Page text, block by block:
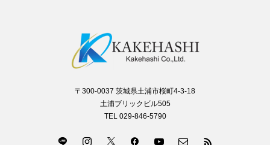
〒300-0037 茨城県土浦市桜町4-3-18
土浦ブリックビル505
TEL 029-846-5790